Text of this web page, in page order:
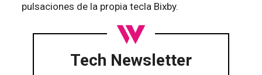
pulsaciones de la propia tecla Bixby.
Tech Newsletter